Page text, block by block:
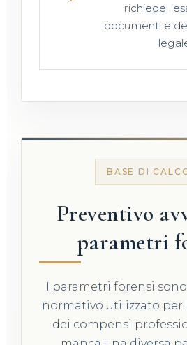
richiede
documenti e
BASE DI
Preventivo
parametri
I parametri forensi
normativo utilizzato per
dei compensi